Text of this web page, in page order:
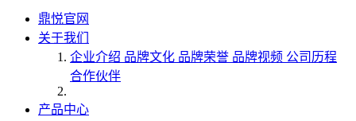
鼎悦官网
关于我们
企业介绍 品牌文化 品牌荣誉 品牌视频 公司历程
合作伙伴
产品中心